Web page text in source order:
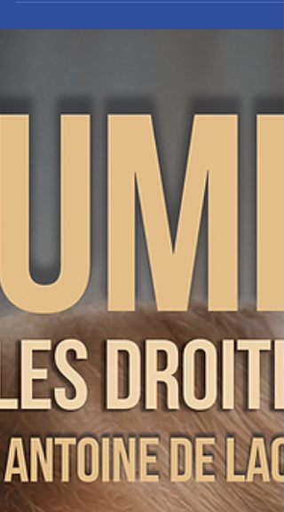
et le droit constitutionnel en université. Il a
Charnellement de France avec Charles Beigbeder
(Ed. Pierre-Guillaume de Roux, 2016). On
voudrait aujourd’hui faire de la laïcité une